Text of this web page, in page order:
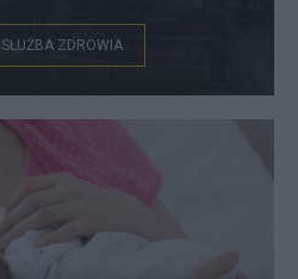
SŁUŻBA ZDROWIA